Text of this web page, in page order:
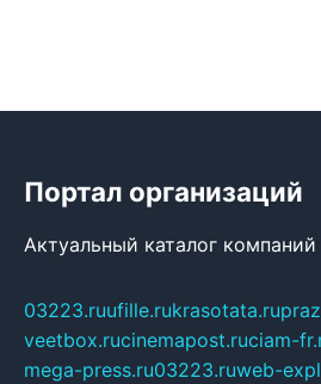
Портал организаций
Актуальный каталог
03223.ruufille.rukrasotata.ru
veetbox.rucinemapost.ruciam-
mega-press.ru03223.ruweb-